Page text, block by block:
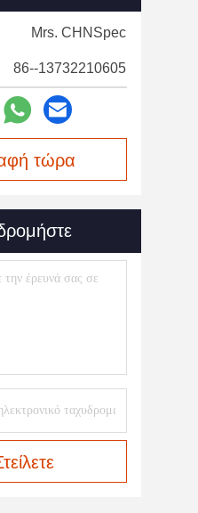
Mrs. CHNSpec
86--13732210605
τώρα